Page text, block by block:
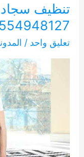
تنظيف سجاد
تعليق واحد /